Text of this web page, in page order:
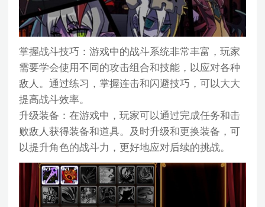
掌握战斗技巧：游戏中的战斗系统非常丰富，玩家
需要学会使用不同的攻击组合和技能，以应对各种
敌人。通过练习，掌握连击和闪避技巧，可以大大
提高战斗效率。
升级装备：在游戏中，玩家可以通过完成任务和击
败敌人获得装备和道具。及时升级和更换装备，可
以提升角色的战斗力，更好地应对后续的挑战。